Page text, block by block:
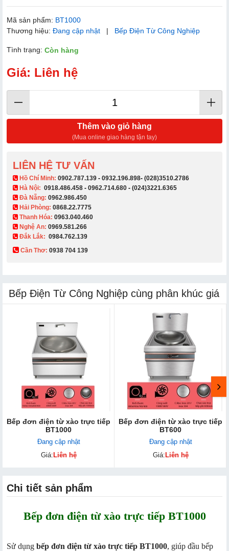
Mã sản phẩm: BT1000
Thương hiệu: Đang cập nhật | Bếp Điện Từ Công Nghiệp
Tình trạng: Còn hàng
Giá: Liên hệ
Thêm vào giỏ hàng
(Mua online giao hàng tận tay)
LIÊN HỆ TƯ VẤN
​ Hồ Chí Minh: 0902.787.139 - 0932.196.898- (028)3510.2786
Hà Nội: 0918.486.458 - 0962.714.680 - (024)3221.6365
Đà Nẵng: 0962.986.450
Hải Phòng: 0868.22.7775
Thanh Hóa: 0963.040.460
Nghệ An: 0969.581.266
Đắk Lắk: 0984.762.139
Cần Thơ: 0938 704 139​
Bếp Điện Từ Công Nghiệp cùng phân khúc giá
Bếp đơn điện từ xào trực tiếp
BT1000
Đang cập nhật
Giá: Liên hệ
Bếp đơn điện từ xào trực tiếp
BT600
Đang cập nhật
Giá: Liên hệ
Chi tiết sản phẩm
Bếp đơn điện từ xào trực tiếp BT1000
Sử dụng bếp đơn điện từ xào trực tiếp BT1000, giúp đầu bếp